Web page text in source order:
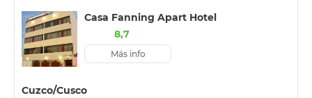
Casa Fanning Apart Hotel
8,7
Más info
Cuzco/Cusco